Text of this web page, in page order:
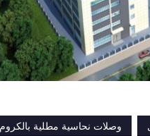
وصلات نحاسية مطلية بالكروم